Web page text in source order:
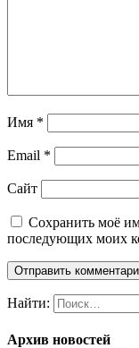
Имя *
Email *
Сайт
Сохранить моё
последующих моих
Найти:
Архив новостей